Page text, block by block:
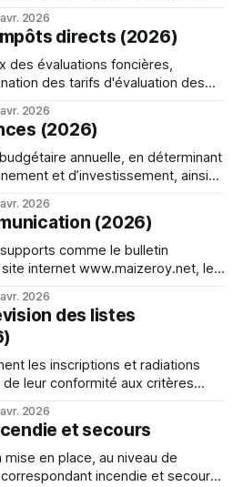
public, réseaux et aménagements
et suivre l’avancement
2026
directs (2026)
des évaluations foncières,
des tarifs d'évaluation des
7 titulaires et 6 suppléants. A
2026
(2026)
annuelle, en déterminant
et d’investissement, ainsi
financement, gère la politique
administratifs ou la
2026
(2026)
comme le bulletin
internet www.maizeroy.net, les
événements et décisions du
l’information. Elle valorise
2026
des listes
les inscriptions et radiations
de leur conformité aux critères
obligatoires (RAPO)
ou radiations décidés
2026
et secours
mise en place, au niveau de
incendie et secours.